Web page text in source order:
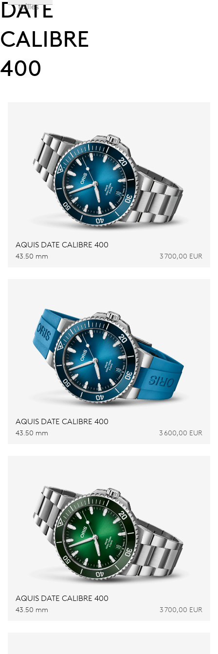
DATE
CALIBRE
400
tailles
AQUIS DATE CALIBRE 400
43.50 mm 3 700,00 EUR
AQUIS DATE CALIBRE 400
43.50 mm 3 600,00 EUR
AQUIS DATE CALIBRE 400
43.50 mm 3 700,00 EUR